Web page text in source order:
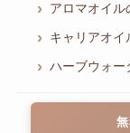
アロマオイル
キャリアオイ
ハーブウォー